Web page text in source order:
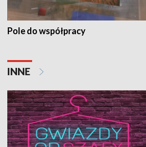
Pole do współpracy
INNE